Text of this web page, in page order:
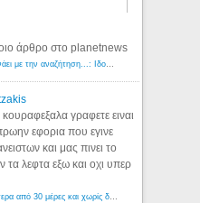
άρθρο στο planetnews
Λόγιος Ερμής | Η γνώση ξεκινάει με την αναζήτηση...: Ιδού οι 18 που χρωστούν 11 δις ευρώ!
γραφετε ειναι
εφορια που εγινε
και μας πινει το
τα λεφτα εξω και οχι υπερ
Εφορία: Κατάσχονται όλα ύστερα από 30 μέρες και χωρίς δικαστικές αποφάσεις - Λόγιος Ερμής